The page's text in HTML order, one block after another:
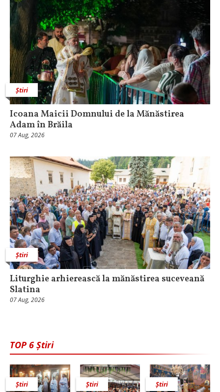
Știri
Icoana Maicii Domnului de la Mănăstirea
Adam în Brăila
07 Aug, 2026
Știri
Liturghie arhierească la mănăstirea suceveană
Slatina
07 Aug, 2026
TOP 6 Știri
Știri Știri Știri